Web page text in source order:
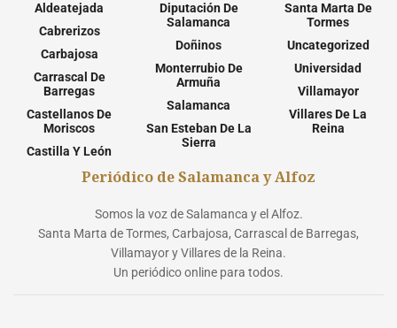
Aldeatejada
Cabrerizos
Carbajosa
Carrascal De
Barregas
Castellanos De
Moriscos
Castilla Y León
Diputación De
Salamanca
Doñinos
Monterrubio De
Armuña
Salamanca
San Esteban De La
Sierra
Santa Marta De
Tormes
Uncategorized
Universidad
Villamayor
Villares De La
Reina
Periódico de Salamanca y Alfoz
Somos la voz de Salamanca y el Alfoz.
Santa Marta de Tormes, Carbajosa, Carrascal de Barregas,
Villamayor y Villares de la Reina.
Un periódico online para todos.